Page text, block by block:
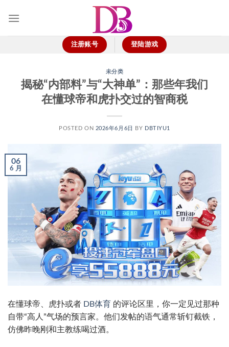
注册账号 登陆游戏
未分类
揭秘“内部料”与“大神单”：那些年我们
在懂球帝和虎扑交过的智商税
POSTED ON 2026年6月6日 BY DBTIYU1
06
6 月
在懂球帝、虎扑或者 DB体育 的评论区里，你一定见过那种
自带“高人”气场的预言家。他们发帖的语气通常斩钉截铁，
仿佛昨晚刚和主教练喝过酒。